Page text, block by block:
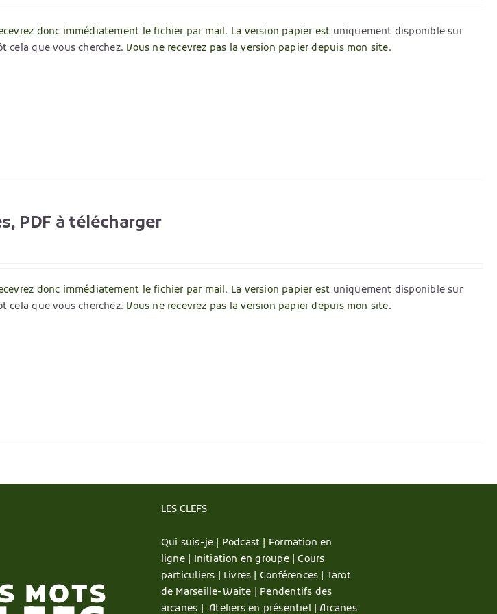
donc immédiatement le fichier par mail. La version papier est uniquement disponible sur
cela que vous cherchez. Vous ne recevrez pas la version papier depuis mon site.
PDF à télécharger
donc immédiatement le fichier par mail. La version papier est uniquement disponible sur
cela que vous cherchez. Vous ne recevrez pas la version papier depuis mon site.
LES CLEFS
Qui suis-je | Podcast | Formation en
ligne | Initiation en groupe |Cours
particuliers | Livres | Conférences | Tarot
de Marseille-Waite | Pendentifs des
arcanes |Ateliers en présentiel |Arcanes